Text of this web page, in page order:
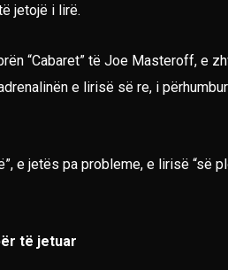
jetojë i lirë.
“Cabaret” të Joe Masteroff,
e lirisë së re, i
e jetës pa probleme, e lirisë
të jetuar